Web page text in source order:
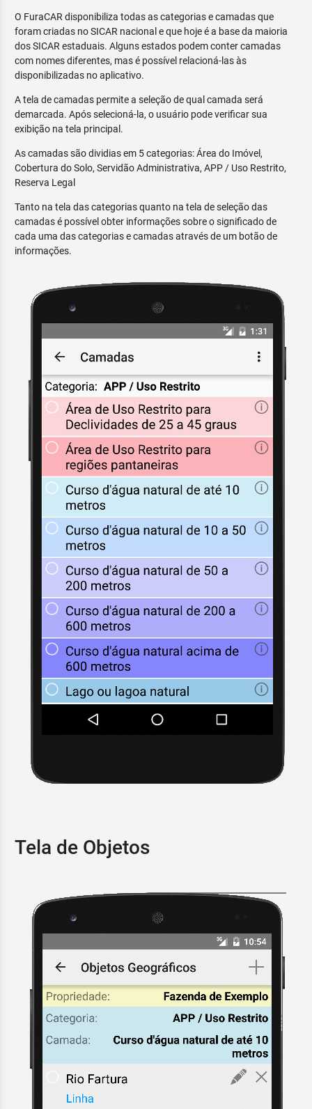
O FuraCAR disponibiliza todas as categorias e camadas que
foram criadas no SICAR nacional e que hoje é a base da maioria
dos SICAR estaduais. Alguns estados podem conter camadas
com nomes diferentes, mas é possível relacioná-las às
disponibilizadas no aplicativo.
A tela de camadas permite a seleção de qual camada será
demarcada. Após selecioná-la, o usuário pode verificar sua
exibição na tela principal.
As camadas são dividias em 5 categorias: Área do Imóvel,
Cobertura do Solo, Servidão Administrativa, APP / Uso Restrito,
Reserva Legal
Tanto na tela das categorias quanto na tela de seleção das
camadas é possível obter informações sobre o significado de
cada uma das categorias e camadas através de um botão de
informações.
Tela de Objetos